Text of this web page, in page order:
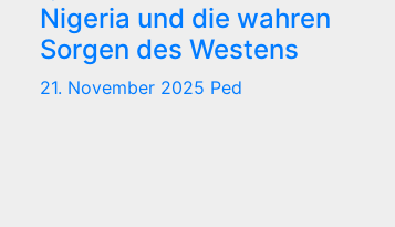
Nigeria und die wahren
Sorgen des Westens
21. November 2025 Ped